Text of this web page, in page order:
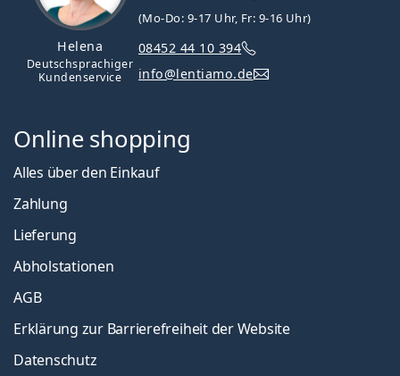
Helena
Deutschsprachiger
Kundenservice
(Mo-Do: 9-17 Uhr, Fr: 9-16 Uhr)
08452 44 10 394
info@lentiamo.de
Online shopping
Alles über den Einkauf
Zahlung
Lieferung
Abholstationen
AGB
Erklärung zur Barrierefreiheit der Website
Datenschutz